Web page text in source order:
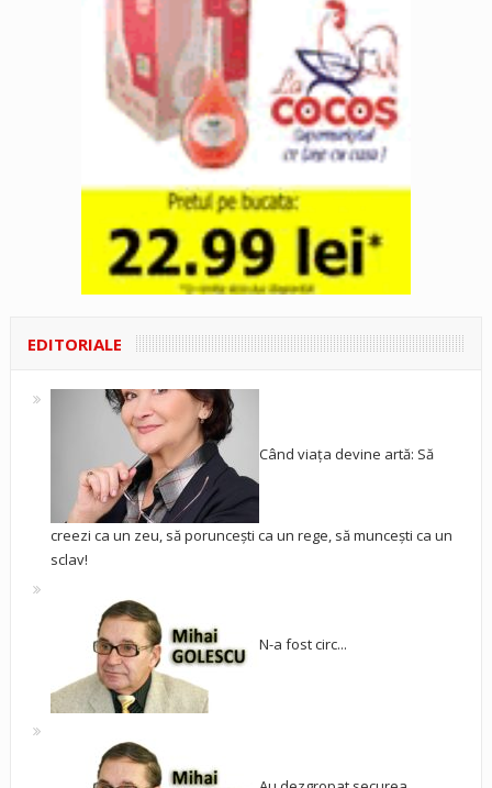
EDITORIALE
Când viața devine artă: Să
creezi ca un zeu, să poruncești ca un rege, să muncești ca un
sclav!
N-a fost circ...